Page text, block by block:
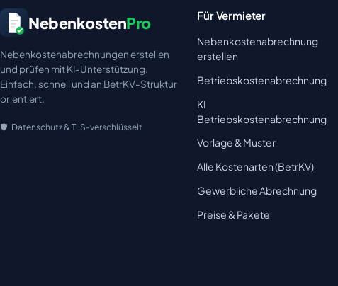
NebenkostenPro
Nebenkostenabrechnungen erstellen
und prüfen mit KI-Unterstützung.
Einfach, schnell und an BetrKV-Struktur
orientiert.
Datenschutz & TLS-verschlüsselt
Für Vermieter
Nebenkostenabrechnung
erstellen
Betriebskostenabrechnung
KI
Betriebskostenabrechnung
Vorlage & Muster
Alle Kostenarten (BetrKV)
Gewerbliche Abrechnung
Preise & Pakete